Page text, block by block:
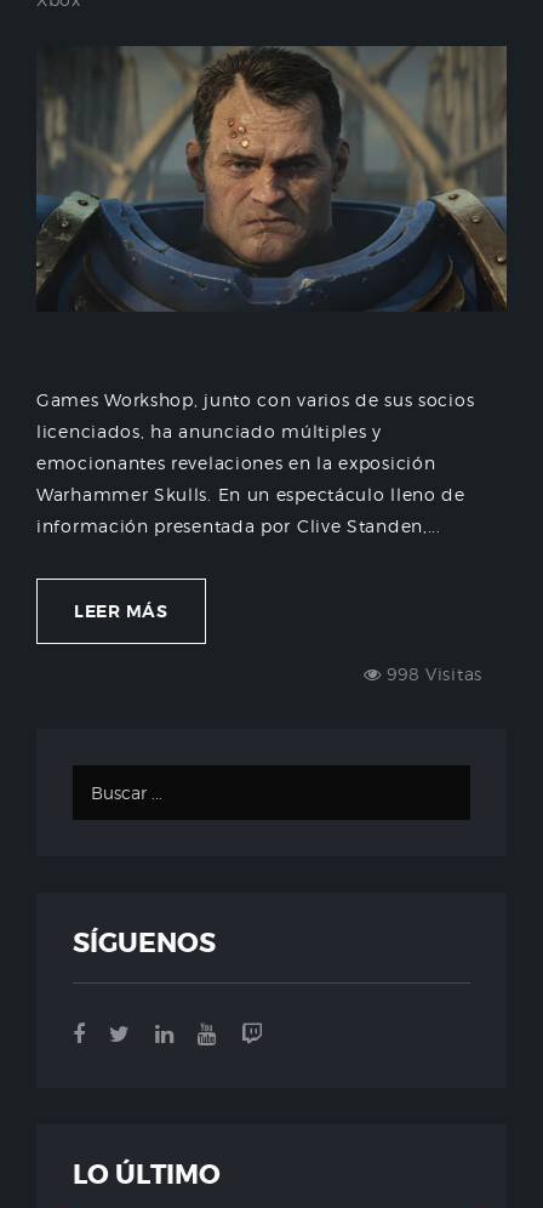
Games Workshop, junto con varios de sus socios
licenciados, ha anunciado múltiples y
emocionantes revelaciones en la exposición
Warhammer Skulls. En un espectáculo lleno de
información presentada por Clive Standen,...
LEER MÁS
998 Visitas
SÍGUENOS
LO ÚLTIMO